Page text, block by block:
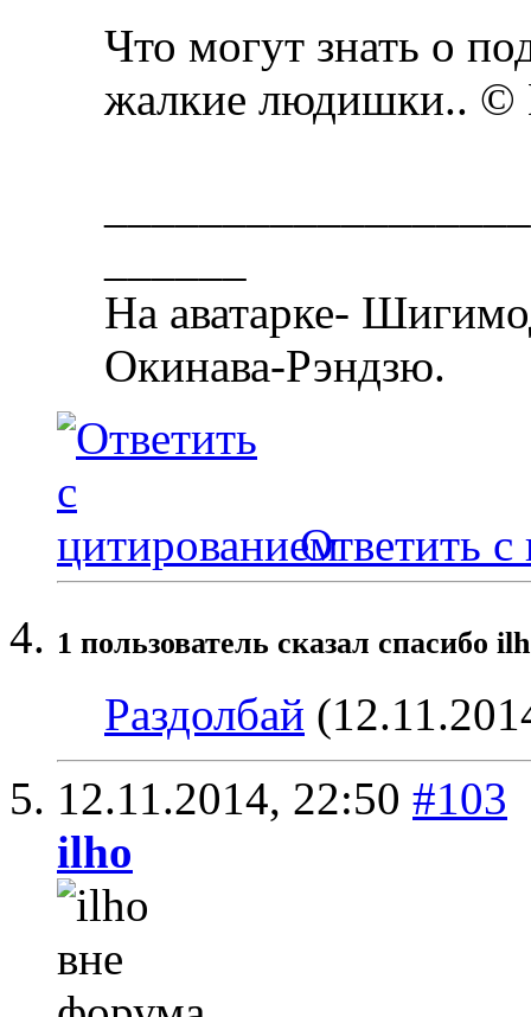
Что могут знать о
жалкие людишки.. ©
На аватарке-
Окинава-Рэндзю.
Ответить с
1 пользователь сказал cпасибо
Раздолбай
12.11.2014, 22:50 #103
ilho